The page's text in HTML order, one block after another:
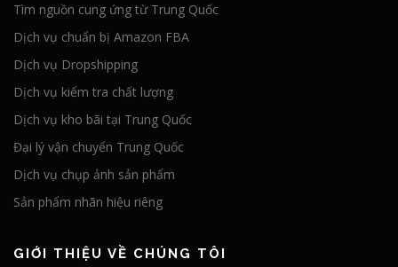
Tìm nguồn cung ứng từ Trung Quốc
Dịch vụ chuẩn bị Amazon FBA
Dịch vụ Dropshipping
Dịch vụ kiểm tra chất lượng
Dịch vụ kho bãi tại Trung Quốc
Đại lý vận chuyển Trung Quốc
Dịch vụ chụp ảnh sản phẩm
Sản phẩm nhãn hiệu riêng
GIỚI THIỆU VỀ CHÚNG TÔI